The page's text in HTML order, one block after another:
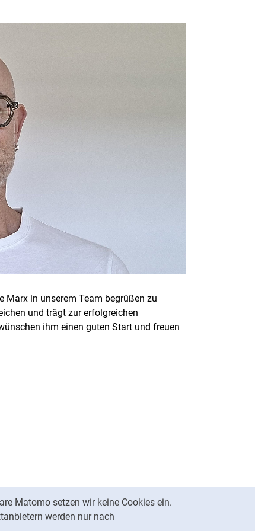
Matomo setzen wir keine Cookies ein.
werden nur nach
Marx in unserem Team begrüßen zu
und trägt zur erfolgreichen
ihm einen guten Start und freuen
Link, öffnet neues Fenster)
Link, öffnet neues Fenster)